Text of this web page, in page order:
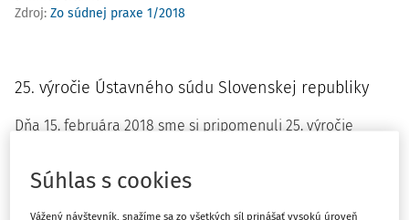
Zdroj: Zo súdnej praxe 1/2018
25. výročie Ústavného súdu Slovenskej republiky
Dňa 15. februára 2018 sme si pripomenuli 25. výročie
podobe špecializovaného a koncentrovaného orgánu
súdneho typu, rozhodujúceho na základe princípov
Súhlas s cookies
Vážený návštevník, snažíme sa zo všetkých síl prinášať vysokú úroveň